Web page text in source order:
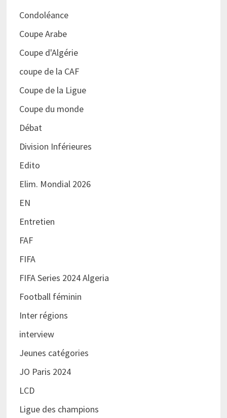
Condoléance
Coupe Arabe
Coupe d'Algérie
coupe de la CAF
Coupe de la Ligue
Coupe du monde
Débat
Division Inférieures
Edito
Elim. Mondial 2026
EN
Entretien
FAF
FIFA
FIFA Series 2024 Algeria
Football féminin
Inter régions
interview
Jeunes catégories
JO Paris 2024
LCD
Ligue des champions